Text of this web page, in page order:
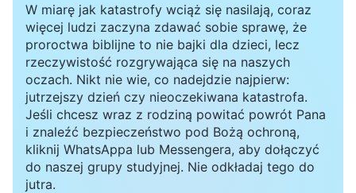
W miarę jak katastrofy wciąż się nasilają, coraz
więcej ludzi zaczyna zdawać sobie sprawę, że
proroctwa biblijne to nie bajki dla dzieci, lecz
rzeczywistość rozgrywająca się na naszych
oczach. Nikt nie wie, co nadejdzie najpierw:
jutrzejszy dzień czy nieoczekiwana katastrofa.
Jeśli chcesz wraz z rodziną powitać powrót Pana
i znaleźć bezpieczeństwo pod Bożą ochroną,
kliknij WhatsAppa lub Messengera, aby dołączyć
do naszej grupy studyjnej. Nie odkładaj tego do
jutra.